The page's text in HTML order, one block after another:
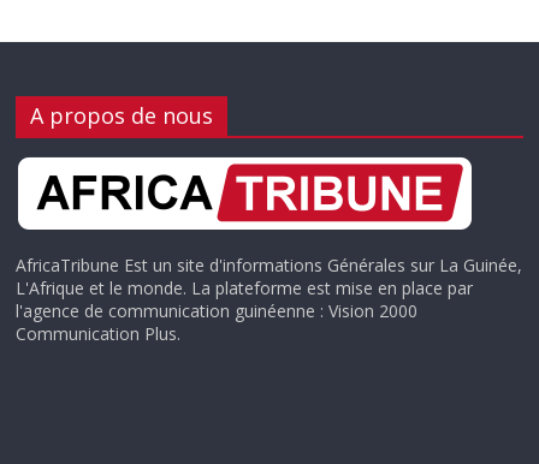
A propos de nous
AfricaTribune Est un site d'informations Générales sur La Guinée,
L'Afrique et le monde. La plateforme est mise en place par
l'agence de communication guinéenne : Vision 2000
Communication Plus.